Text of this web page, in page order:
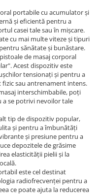
portabile cu acumulator și
și eficientă pentru a
casei tale sau în mișcare.
cu mai multe viteze și tipuri
sănătate și bunăstare.
de masaj corporal
Acest dispozitiv este
tensionați și pentru a
fizic sau antrenament intens.
interschimbabile, poți
a se potrivi nevoilor tale
tip de dispozitiv popular,
și pentru a îmbunătăți
și presiune pentru a
depozitele de grăsime
elasticității pielii și la
este cel destinat
radiofrecvenței pentru a
ce poate ajuta la reducerea